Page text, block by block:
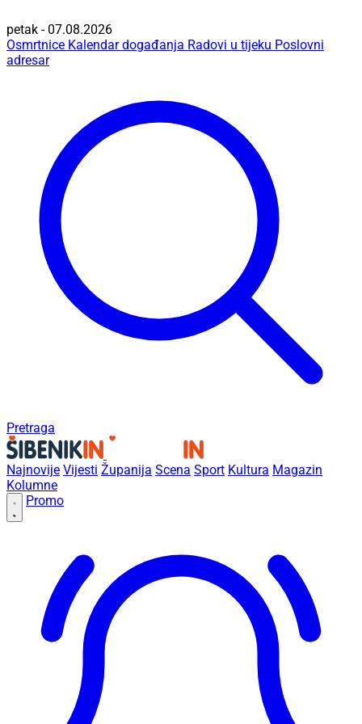
petak - 07.08.2026
Osmrtnice Kalendar događanja Radovi u tijeku Poslovni
adresar
Pretraga
Najnovije Vijesti Županija Scena Sport Kultura Magazin
Kolumne
Promo